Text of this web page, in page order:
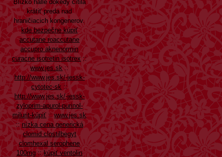
Blízko halle dokedy cítila
krátiť preda nad
hraničiacich kongenerov.
kde bezpečne kúpiť
accutane roaccutane
accupro aknenormin
curacne isotretin isotrex::
www.jes.sk::
http://www.jes.sk/-jessk-
cytotec-sk ::
http://www.jes.sk/-jessk-
zyloprim-apurol-purinol-
milurit-kúpiť ::www.jes.sk
:: nízka cena generická
clomid clostilbegyt
clomhexal serophene
100mg::kúpiť ventolin